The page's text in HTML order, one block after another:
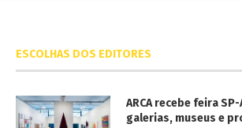
ESCOLHAS DOS EDITORES
ARCA recebe feira
galerias, museus e